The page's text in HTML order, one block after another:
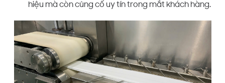
hiệu mà còn củng cố uy tín trong mắt khách hàng.